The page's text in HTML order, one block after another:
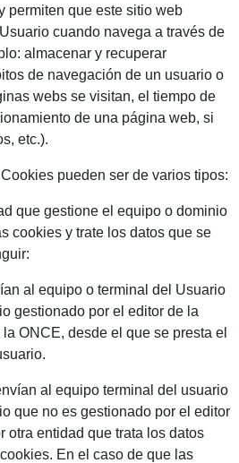
que este sitio web
cuando navega a través de
almacenar y recuperar
de navegación de un usuario o
webs se visitan, el tiempo de
de una página web, si
etc.).
pueden ser de varios tipos:
que gestione el equipo o dominio
cookies y trate los datos que se
al equipo o terminal del Usuario
gestionado por el editor de la
ONCE, desde el que se presta el
al equipo terminal del usuario
que no es gestionado por el editor
otra entidad que trata los datos
En el caso de que las